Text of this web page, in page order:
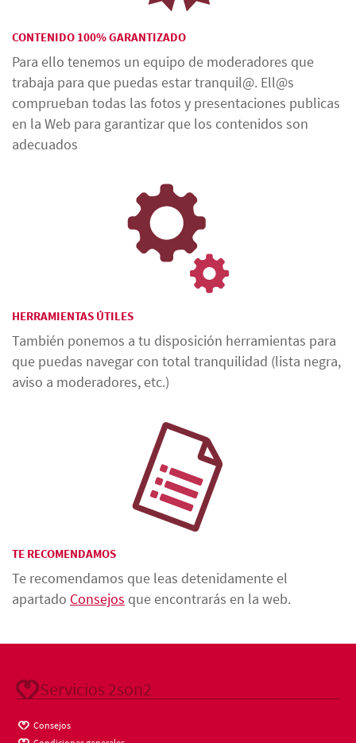
CONTENIDO 100% GARANTIZADO
Para ello tenemos un equipo de moderadores que
trabaja para que puedas estar tranquil@. Ell@s
comprueban todas las fotos y presentaciones publicas
en la Web para garantizar que los contenidos son
adecuados
HERRAMIENTAS ÚTILES
También ponemos a tu disposición herramientas para
que puedas navegar con total tranquilidad (lista negra,
aviso a moderadores, etc.)
TE RECOMENDAMOS
Te recomendamos que leas detenidamente el
apartado Consejos que encontrarás en la web.
Servicios 2son2
Consejos